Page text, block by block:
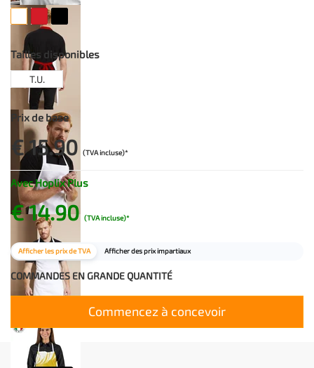
Tailles disponibles
T.U.
Prix de base
€ 15.90 (TVA incluse)*
Avec Hoplix Plus
€ 14.90 (TVA incluse)*
Afficher les prix de TVA Afficher des prix impartiaux
COMMANDES EN GRANDE QUANTITÉ
Commencez à concevoir